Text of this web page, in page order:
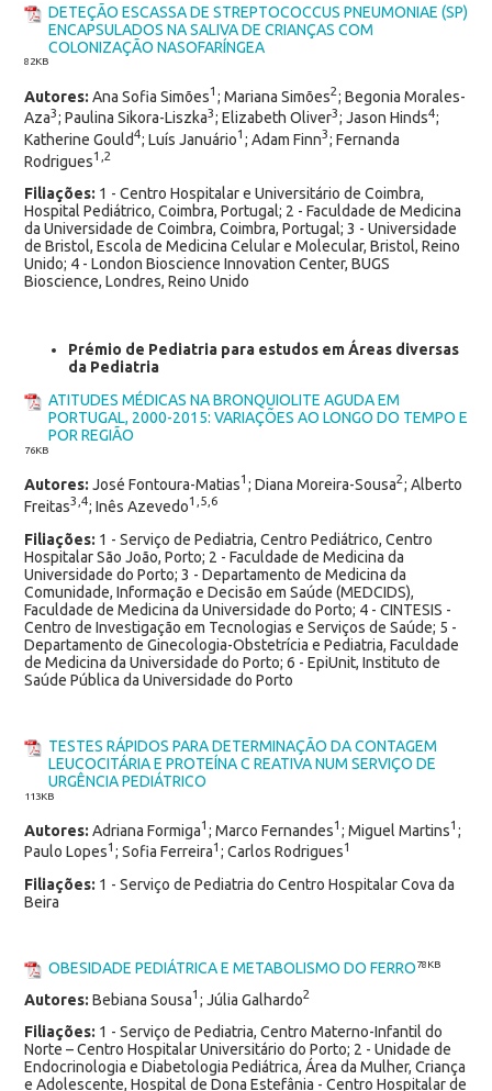
DETEÇÃO ESCASSA DE STREPTOCOCCUS PNEUMONIAE (SP)
ENCAPSULADOS NA SALIVA DE CRIANÇAS COM
COLONIZAÇÃO NASOFARÍNGEA
82KB
Autores: Ana Sofia Simões1 ; Mariana Simões2; Begonia Morales-
Aza3; Paulina Sikora-Liszka3; Elizabeth Oliver3; Jason Hinds4;
Katherine Gould4; Luís Januário1 ; Adam Finn3; Fernanda
Rodrigues1,2
Filiações: 1 - Centro Hospitalar e Universitário de Coimbra,
Hospital Pediátrico, Coimbra, Portugal; 2 - Faculdade de Medicina
da Universidade de Coimbra, Coimbra, Portugal; 3 - Universidade
de Bristol, Escola de Medicina Celular e Molecular, Bristol, Reino
Unido; 4 - London Bioscience Innovation Center, BUGS
Bioscience, Londres, Reino Unido
Prémio de Pediatria para estudos em Áreas diversas
da Pediatria
ATITUDES MÉDICAS NA BRONQUIOLITE AGUDA EM
PORTUGAL, 2000-2015: VARIAÇÕES AO LONGO DO TEMPO E
POR REGIÃO
76KB
Autores: José Fontoura-Matias1 ; Diana Moreira-Sousa2; Alberto
Freitas3,4; Inês Azevedo1,5,6
Filiações: 1 - Serviço de Pediatria, Centro Pediátrico, Centro
Hospitalar São João, Porto; 2 - Faculdade de Medicina da
Universidade do Porto; 3 - Departamento de Medicina da
Comunidade, Informação e Decisão em Saúde (MEDCIDS),
Faculdade de Medicina da Universidade do Porto; 4 - CINTESIS -
Centro de Investigação em Tecnologias e Serviços de Saúde; 5 -
Departamento de Ginecologia-Obstetrícia e Pediatria, Faculdade
de Medicina da Universidade do Porto; 6 - EpiUnit, Instituto de
Saúde Pública da Universidade do Porto
TESTES RÁPIDOS PARA DETERMINAÇÃO DA CONTAGEM
LEUCOCITÁRIA E PROTEÍNA C REATIVA NUM SERVIÇO DE
URGÊNCIA PEDIÁTRICO
113KB
Autores: Adriana Formiga1 ; Marco Fernandes1 ; Miguel Martins1 ;
Paulo Lopes1 ; Sofia Ferreira1 ; Carlos Rodrigues1
Filiações: 1 - Serviço de Pediatria do Centro Hospitalar Cova da
Beira
OBESIDADE PEDIÁTRICA E METABOLISMO DO FERRO78KB
Autores: Bebiana Sousa1 ; Júlia Galhardo2
Filiações: 1 - Serviço de Pediatria, Centro Materno-Infantil do
Norte – Centro Hospitalar Universitário do Porto; 2 - Unidade de
Endocrinologia e Diabetologia Pediátrica, Área da Mulher, Criança
e Adolescente, Hospital de Dona Estefânia - Centro Hospitalar de